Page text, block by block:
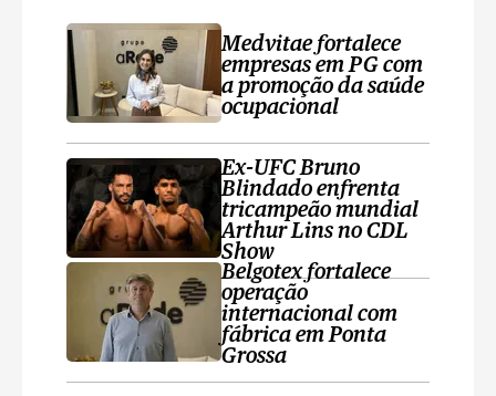
Medvitae fortalece
empresas em PG com
a promoção da saúde
ocupacional
Ex-UFC Bruno
Blindado enfrenta
tricampeão mundial
Arthur Lins no CDL
Show
Belgotex fortalece
operação
internacional com
fábrica em Ponta
Grossa